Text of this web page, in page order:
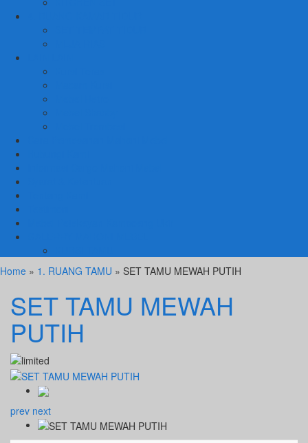
Home » 1. RUANG TAMU » SET TAMU MEWAH PUTIH
SET TAMU MEWAH
PUTIH
prev next